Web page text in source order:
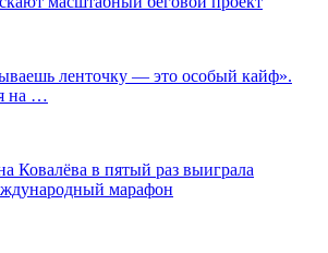
ленточку — это особый кайф».
на …
Ковалёва в пятый раз выиграла
марафон